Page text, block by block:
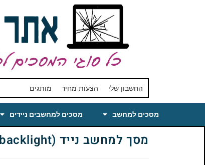
החשבון שלי הצעות מחיר מותגים
מסכים למחשב מסכים למחשבים ניידים
מסך למחשב נייד HP 598227-001 Laptop LCD Screen 14.5 WXGA Glossy (LED backlight)